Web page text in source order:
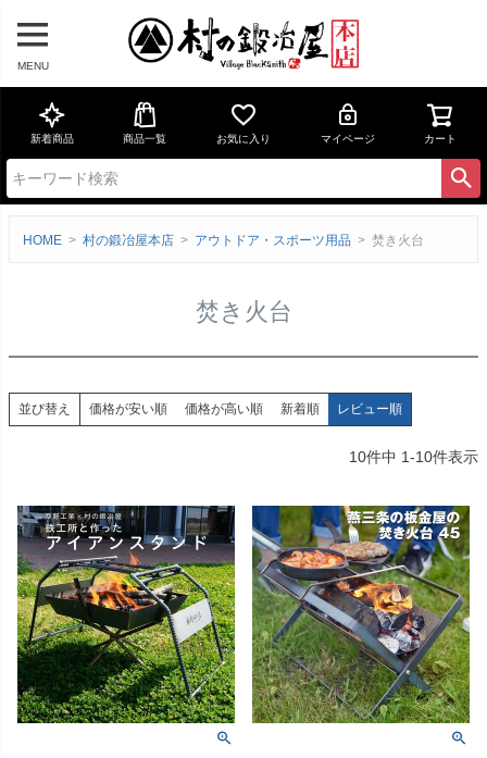
MENU
新着商品 商品一覧 お気に入り マイページ カート
HOME 村の鍛冶屋本店 アウトドア・スポーツ用品 焚き火台
焚き火台
並び替え 価格が安い順 価格が高い順 新着順 レビュー順
10件中 1-10件表示